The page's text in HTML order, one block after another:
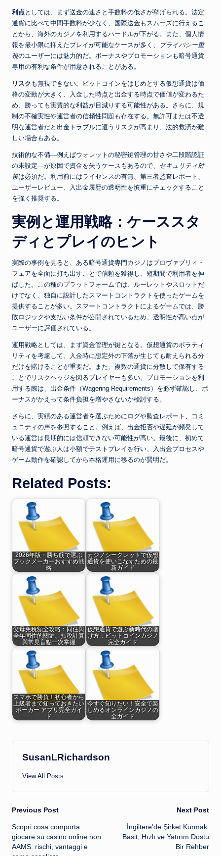
利点としては、まず送金の速さと手数料の低さが挙げられる。法定
通貨に比べて中間手数料が少なく、国際送金もスムーズに行えるこ
とから、海外のカジノを利用するハードルが下がる。また、個人情
報を最小限に抑えたプレイが可能なケースが多く、
プライバシー重
視のユーザーには魅力的だ。ボーナスやプロモーションも暗号通貨
専用の有利な条件が用意されることがある。
リスク も無視できない。ビットコインをはじめとする仮想通貨は価
格の変動が大きく、入金した時点と出金する時点で価値が変わるた
め、勝っても実質的な利益が目減りする可能性がある。さらに、規
制の不確実性や運営者の信頼性問題も存在する。無許可または不透
明な運営者だと出金トラブルに遭うリスクが高まり、法的救済が難
しい場合もある。
技術的な不備—例えばウォレットの秘密鍵管理の甘さや二段階認証
の未設定—が原因で資金を失うケースもあるので、
セキュリティ対
策は必須だ。利用前にはライセンスの有無、第三者監査レポート、
ユーザーレビュー、入出金履歴の透明性を慎重にチェックすること
を強く推奨する。
実例と運用戦略：ケーススタ
ディとプレイのヒント
実際の事例を見ると、ある暗号通貨専門カジノはプロヴァブリィ・
フェアを全面に打ち出すことで信頼を獲得し、短期間で利用者を伸
ばした。この種のプラットフォームでは、ルーレットやスロットだ
けでなく、独自に設計したスマートコントラクトを使ったゲームを
提供することが多い。スマートコントラクトによるゲームでは、勝
敗ロジックや支払い条件が公開されているため、透明性が高い点が
ユーザーに評価されている。
運用戦略としては、まず資金管理が鍵となる。仮想通貨のボラティ
リティを考慮して、入金時に想定外の下落が生じても耐えられる分
だけを賭けることが重要だ。また、複数の通貨に分散して保有する
ことでリスクヘッジを図るプレイヤーも多い。プロモーションを利
用する際は、出金条件（Wagering Requirements）を必ず確認し、ボ
ーナスがかえって条件負担を増やさないか検討する。
さらに、実績のある運営者を選ぶためにログや監査レポート、コミ
ュニティの声を参照すること。例えば、出金拒否や遅延が頻発して
いる運営は長期的には信頼できない可能性が高い。最後に、初めて
暗号通貨で遊ぶ人は小額でテストプレイを行い、入出金プロセスや
ゲーム動作を確認してから本格運用に移るのが賢明だ。
Related Posts:
2026年版・勝ち筋で選ぶ
ブックメーカーおすすめ戦
略
カジノシークレットで仮想
通貨を使いこなすための最
新ガイド
父母免稅額全攻略：同住與
全年同住的關鍵、扣稅計算
與常見盲點一次掌握
仮想通貨で遊ぶ新時代の賭
け方：ビットコインカジノ
完全ガイド
スマホで勝負！初心者から
上級者まで知っておきたい
ポーカー アプリ完全ガイ
ド
今すぐ知りたい！安全で楽
しめるオンラインカジノの
全ガイド
SusanLRichardson
View All Posts
Post
navigation
Previous Post
Scopri cosa comporta
giocare su casino online non
AAMS: rischi, vantaggi e
Next Post
İngiltere’de Şirket Kurmak:
Basit, Hızlı ve Yatırım Dostu
Bir Rehber